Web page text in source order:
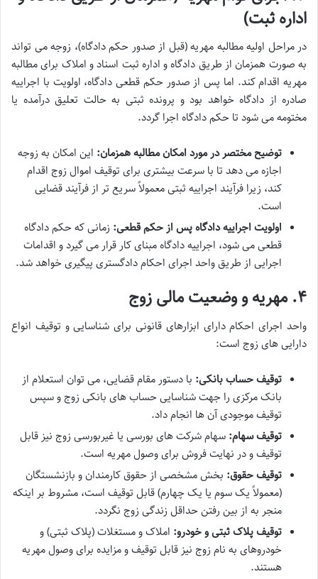
اداره ثبت)
در مراحل اولیه مطالبه مهریه (قبل از صدور حکم دادگاه)، زوجه می تواند
به صورت همزمان از طریق دادگاه و اداره ثبت اسناد و املاک برای مطالبه
مهریه اقدام کند. اما پس از صدور حکم قطعی دادگاه، اولویت با اجراییه
صادره از دادگاه خواهد بود و پرونده ثبتی به حالت تعلیق درآمده یا
مختومه می شود تا حکم دادگاه اجرا گردد.
توضیح مختصر در مورد امکان مطالبه همزمان: این امکان به زوجه
اجازه می دهد تا با سرعت بیشتری برای توقیف اموال زوج اقدام
کند، زیرا فرآیند اجراییه ثبتی معمولاً سریع تر از فرآیند قضایی
است.
اولویت اجراییه دادگاه پس از حکم قطعی: زمانی که حکم دادگاه
قطعی می شود، اجراییه دادگاه مبنای کار قرار می گیرد و اقدامات
اجرایی از طریق واحد اجرای احکام دادگستری پیگیری خواهد شد.
۴. مهریه و وضعیت مالی زوج
واحد اجرای احکام دارای ابزارهای قانونی برای شناسایی و توقیف انواع
دارایی های زوج است:
توقیف حساب بانکی: با دستور مقام قضایی، می توان استعلام از
بانک مرکزی را جهت شناسایی حساب های بانکی زوج و سپس
توقیف موجودی آن ها انجام داد.
توقیف سهام: سهام شرکت های بورسی یا غیربورسی زوج نیز قابل
توقیف و در نهایت فروش برای وصول مهریه است.
توقیف حقوق: بخش مشخصی از حقوق کارمندان و بازنشستگان
(معمولاً یک سوم یا یک چهارم) قابل توقیف است، مشروط بر اینکه
منجر به از بین رفتن حداقل زندگی زوج نگردد.
توقیف پلاک ثبتی و خودرو: املاک و مستغلات (پلاک ثبتی) و
خودروهای به نام زوج نیز قابل توقیف و مزایده برای وصول مهریه
هستند.